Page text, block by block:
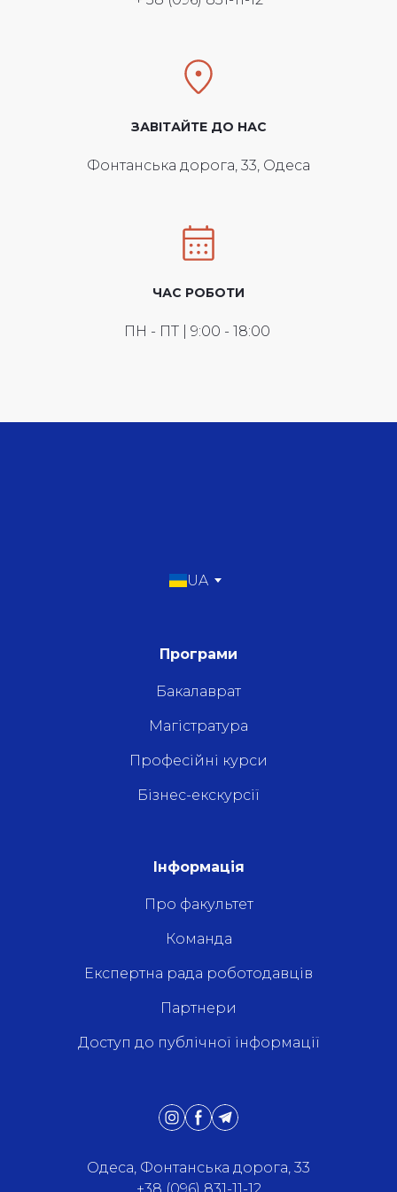
ЗАВІТАЙТЕ ДО НАС
Фонтанська дорога, 33, Одеса
ЧАС РОБОТИ
ПН - ПТ | 9:00 - 18:00
UA
Програми
Бакалаврат
Магістратура
Професійні курси
Бізнес-екскурсії
Інформація
Про факультет
Команда
Експертна рада роботодавців
Партнери
Доступ до публічної інформації
Одеса, Фонтанська дорога, 33